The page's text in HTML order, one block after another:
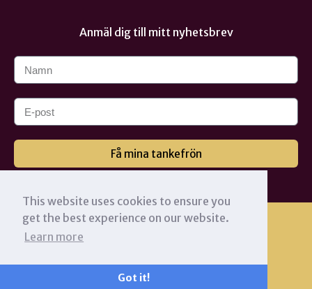
This website uses cookies to ensure you
get the best experience on our website.
Learn more
Got it!
Anmäl dig till mitt nyhetsbrev
Få mina tankefrön